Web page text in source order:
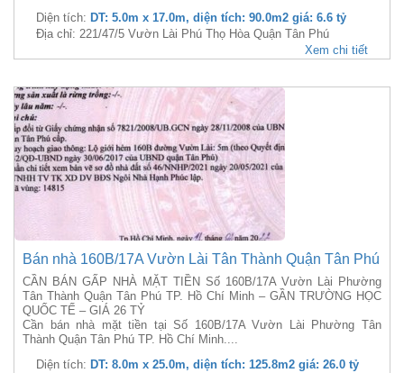
Diện tích: DT: 5.0m x 17.0m, diện tích: 90.0m2 giá: 6.6 tỷ
Địa chỉ: 221/47/5 Vườn Lài Phú Thọ Hòa Quận Tân Phú
Xem chi tiết
Bán nhà 160B/17A Vườn Lài Tân Thành Quận Tân Phú
CẦN BÁN GẤP NHÀ MẶT TIỀN Số 160B/17A Vườn Lài Phường
Tân Thành Quận Tân Phú TP. Hồ Chí Minh – GẦN TRƯỜNG HỌC
QUỐC TẾ – GIÁ 26 TỶ
Cần bán nhà mặt tiền tại Số 160B/17A Vườn Lài Phường Tân
Thành Quận Tân Phú TP. Hồ Chí Minh....
Diện tích: DT: 8.0m x 25.0m, diện tích: 125.8m2 giá: 26.0 tỷ